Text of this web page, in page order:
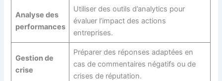
Analyse des
performances
Utiliser des outils d’analytics pour
évaluer l’impact des actions
entreprises.
Gestion de
crise
Préparer des réponses adaptées en
cas de commentaires négatifs ou de
crises de réputation.